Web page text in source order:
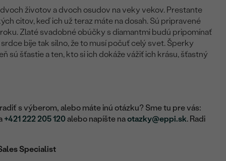
životov a dvoch osudov na veky vekov. Prestante
citov, keď ich už teraz máte na dosah. Sú pripravené
Zlaté svadobné obúčky s diamantmi budú pripomínať
bije tak silno, že to musí počuť celý svet. Šperky
sú šťastie a ten, kto si ich dokáže vážiť ich krásu, šťastný
s výberom, alebo máte inú otázku? Sme tu pre vás:
+421 222 205 120alebo napíšte naotazky@eppi.sk. Radi
Specialist